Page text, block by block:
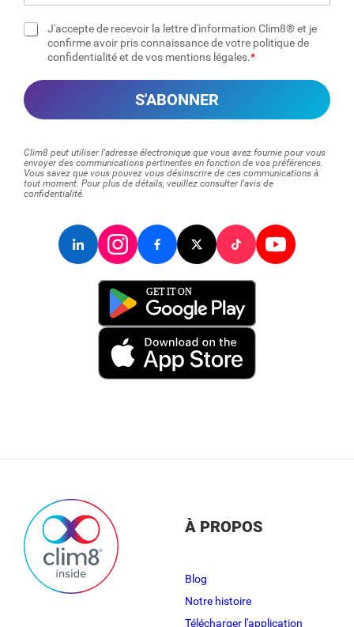
-
m
a
*
e
s
à
o
c
h
e
J'accepte de recevoir la lettre d'information Clim8® et je
confirme avoir pris connaissance de votre politique de
confidentialité et de vos mentions légales.
S'ABONNER
Clim8 peut utiliser l'adresse électronique que vous avez fournie pour vous
envoyer des communications pertinentes en fonction de vos préférences.
Vous savez que vous pouvez vous désinscrire de ces communications à
tout moment. Pour plus de détails, veuillez consulter l'avis de
confidentialité.
À PROPOS
Blog
Notre histoire
Télécharger l'application